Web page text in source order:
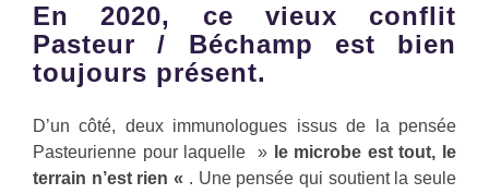
En 2020, ce vieux conflit
Pasteur / Béchamp est bien
toujours présent.
D’un côté, deux immunologues issus de la pensée
Pasteurienne pour laquelle » le microbe est tout, le
terrain n’est rien « . Une pensée qui soutient la seule